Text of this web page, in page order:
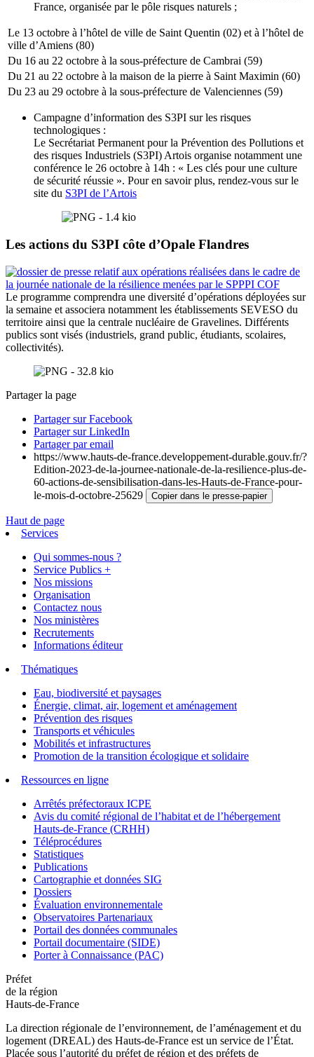
France, organisée par le pôle risques naturels ;
Le 13 octobre à l’hôtel de ville de Saint Quentin (02) et à l’hôtel de
ville d’Amiens (80)
Du 16 au 22 octobre à la sous-préfecture de Cambrai (59)
Du 21 au 22 octobre à la maison de la pierre à Saint Maximin (60)
Du 23 au 29 octobre à la sous-préfecture de Valenciennes (59)
Campagne d’information des S3PI sur les risques
technologiques :
Le Secrétariat Permanent pour la Prévention des Pollutions et
des risques Industriels (S3PI) Artois organise notamment une
conférence le 26 octobre à 14h : « Les clés pour une culture
de sécurité réussie ». Pour en savoir plus, rendez-vous sur le
site du S3PI de l’Artois
Les actions du S3PI côte d’Opale Flandres
Le programme comprendra une diversité d’opérations déployées sur
la semaine et associera notamment les établissements SEVESO du
territoire ainsi que la centrale nucléaire de Gravelines. Différents
publics sont visés (industriels, grand public, étudiants, scolaires,
collectivités).
Partager la page
Partager sur Facebook
Partager sur LinkedIn
Partager par email
https://www.hauts-de-france.developpement-durable.gouv.fr/?
Edition-2023-de-la-journee-nationale-de-la-resilience-plus-de-
60-actions-de-sensibilisation-dans-les-Hauts-de-France-pour-
le-mois-d-octobre-25629
Copier dans le presse-papier
Haut de page
Services
Qui sommes-nous ?
Service Publics +
Nos missions
Organisation
Contactez nous
Nos ministères
Recrutements
Informations éditeur
Thématiques
Eau, biodiversité et paysages
Énergie, climat, air, logement et aménagement
Prévention des risques
Transports et véhicules
Mobilités et infrastructures
Promotion de la transition écologique et solidaire
Ressources en ligne
Arrêtés préfectoraux ICPE
Avis du comité régional de l’habitat et de l’hébergement
Hauts-de-France (CRHH)
Téléprocédures
Statistiques
Publications
Cartographie et données SIG
Dossiers
Évaluation environnementale
Observatoires Partenariaux
Portail des données communales
Portail documentaire (SIDE)
Porter à Connaissance (PAC)
Préfet
de la région
Hauts-de-France
La direction régionale de l’environnement, de l’aménagement et du
logement (DREAL) des Hauts-de-France est un service de l’État.
Placée sous l’autorité du préfet de région et des préfets de